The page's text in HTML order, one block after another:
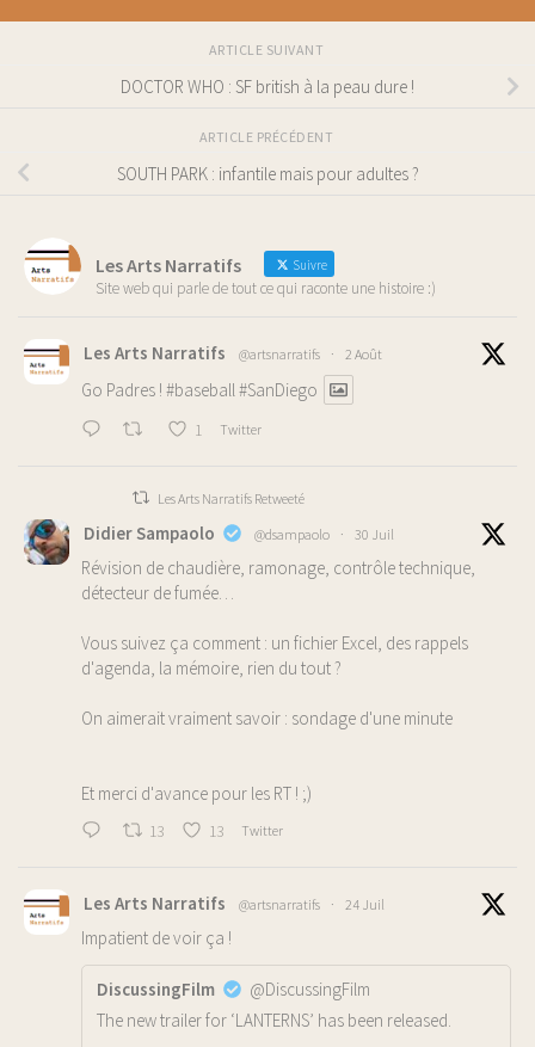
ARTICLE SUIVANT
DOCTOR WHO : SF british à la peau dure !
ARTICLE PRÉCÉDENT
SOUTH PARK : infantile mais pour adultes ?
Les Arts Narratifs Suivre
Site web qui parle de tout ce qui raconte une histoire :)
Les Arts Narratifs @artsnarratifs · 2 Août
Go Padres ! #baseball#SanDiego
1 Twitter
Les Arts Narratifs Retweeté
Didier Sampaolo @dsampaolo · 30 Juil
Révision de chaudière, ramonage, contrôle technique,
détecteur de fumée…
Vous suivez ça comment : un fichier Excel, des rappels
d'agenda, la mémoire, rien du tout ?
On aimerait vraiment savoir : sondage d'une minute
Et merci d'avance pour les RT ! ;)
13 13 Twitter
Les Arts Narratifs @artsnarratifs · 24 Juil
Impatient de voir ça !
DiscussingFilm
@DiscussingFilm
The new trailer for ‘LANTERNS’ has been released.